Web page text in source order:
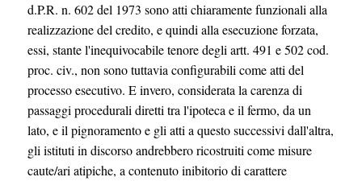
d.P.R. n. 602 del 1973 sono atti chiaramente funzionali alla
realizzazione del credito, e quindi alla esecuzione forzata,
essi, stante l'inequivocabile tenore degli artt. 491 e 502 cod.
proc. civ., non sono tuttavia configurabili come atti del
processo esecutivo. E invero, considerata la carenza di
passaggi procedurali diretti tra l'ipoteca e il fermo, da un
lato, e il pignoramento e gli atti a questo successivi dall'altra,
gli istituti in discorso andrebbero ricostruiti come misure
caute/ari atipiche, a contenuto inibitorio di carattere